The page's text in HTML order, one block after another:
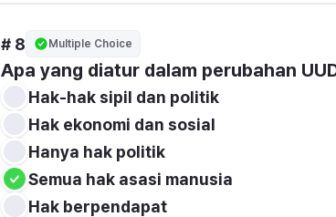
# 8 Multiple Choice
Apa yang diatur dalam perubahan
Hak-hak sipil dan politik
Hak ekonomi dan sosial
Hanya hak politik
Semua hak asasi manusia
Hak berpendapat